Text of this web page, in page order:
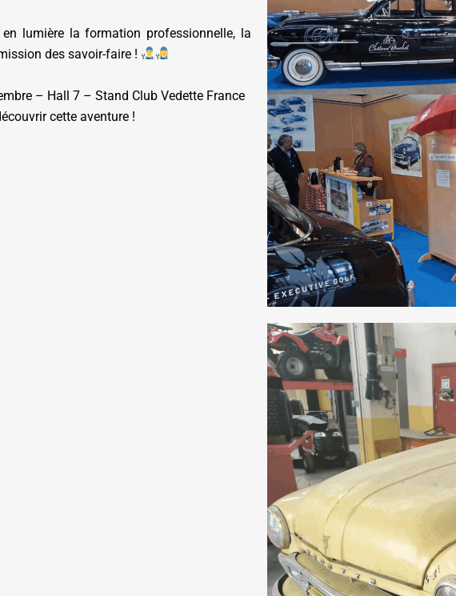
lumière la formation professionnelle, la
des savoir-faire !
– Hall 7 – Stand Club Vedette France
cette aventure !